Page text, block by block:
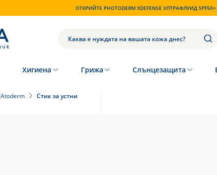
ОТКРИЙТЕ PHOTODERM XDEFENSE УЛТРАФЛУИД
Хигиена Грижа Слънцезащита
Atoderm Стик за устни